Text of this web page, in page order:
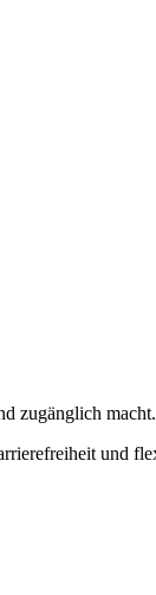
zugänglich macht.
und